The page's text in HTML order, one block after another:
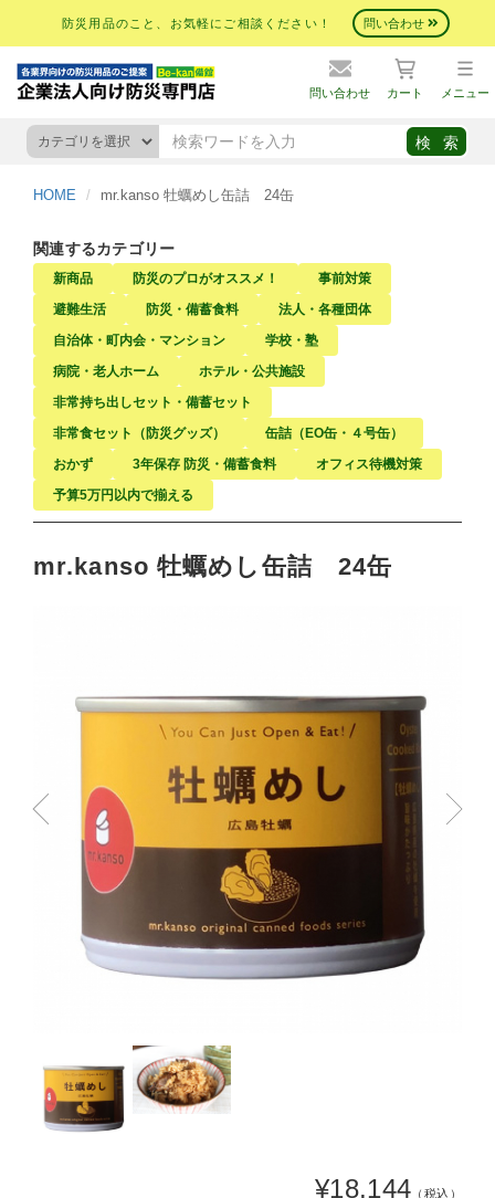
防災用品のこと、お気軽にご相談ください！ 問い合わせ
問い合わせ カート メニュー
HOME mr.kanso 牡蠣めし缶詰 24缶
関連するカテゴリー
新商品 防災のプロがオススメ！
事前対策
避難生活
防災・備蓄食料
法人・各種団体
自治体・町内会・マンション
学校・塾
病院・老人ホーム
ホテル・公共施設
非常持ち出しセット・備蓄セット
非常食セット（防災グッズ）
缶詰（EO缶・４号缶）
おかず
3年保存 防災・備蓄食料
オフィス待機対策
予算5万円以内で揃える
mr.kanso 牡蠣めし缶詰 24缶
¥18,144 （税込）